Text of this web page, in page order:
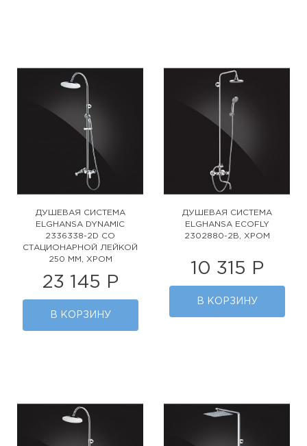
ДУШЕВАЯ СИСТЕМА
ELGHANSA DYNAMIC
2336338-2D СО
СТАЦИОНАРНОЙ ЛЕЙКОЙ
250 ММ, ХРОМ
23 145 Р
В КОРЗИНУ
ДУШЕВАЯ СИСТЕМА
ELGHANSA ECOFLY
2302880-2B, ХРОМ
10 315 Р
В КОРЗИНУ